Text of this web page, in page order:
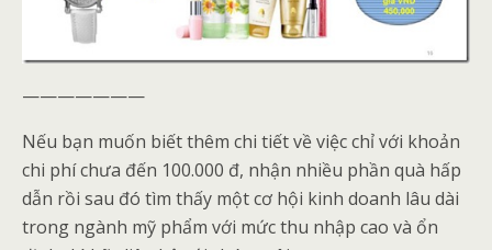
———————
Nếu bạn muốn biết thêm chi tiết về việc chỉ với khoản
chi phí chưa đến 100.000 đ, nhận nhiều phần quà hấp
dẫn rồi sau đó tìm thấy một cơ hội kinh doanh lâu dài
trong ngành mỹ phẩm với mức thu nhập cao và ổn